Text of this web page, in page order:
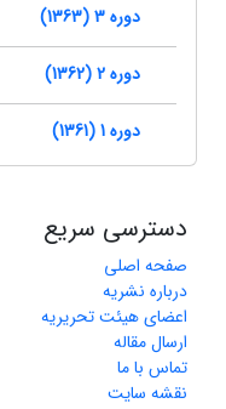
دوره 3 (1363)
دوره 2 (1362)
دوره 1 (1361)
دسترسی سریع
صفحه اصلی
درباره نشریه
اعضای هیئت تحریریه
ارسال مقاله
تماس با ما
نقشه سایت